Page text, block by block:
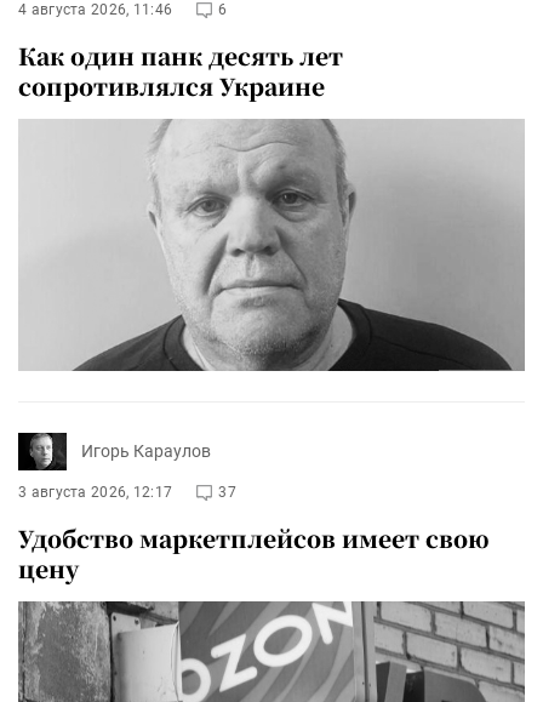
4 августа 2026, 11:46 6
Как один панк десять лет
сопротивлялся Украине
Игорь Караулов
3 августа 2026, 12:17 37
Удобство маркетплейсов имеет свою
цену